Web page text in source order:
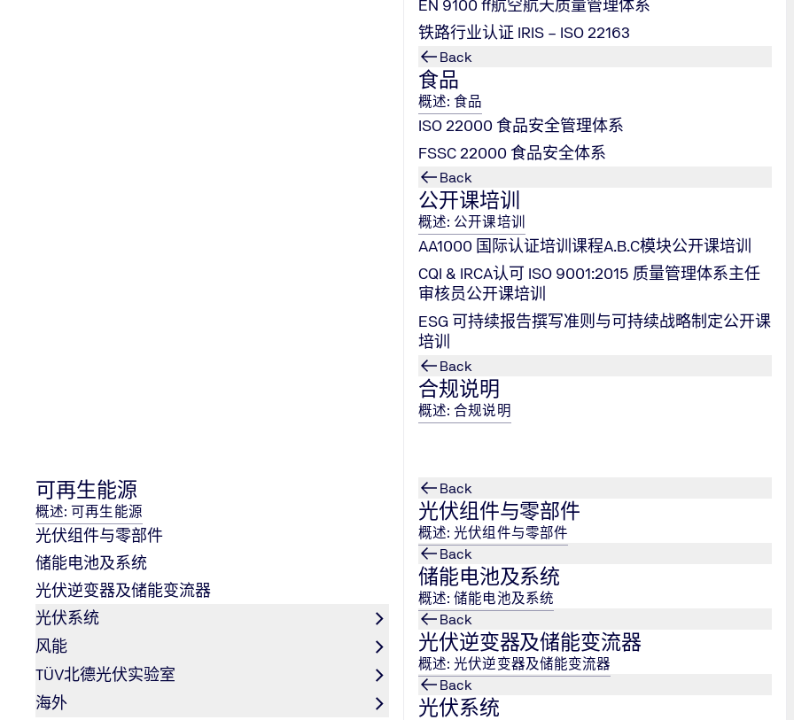
EN 9100 ff航空航天质量管理体系
铁路行业认证 IRIS – ISO 22163
Back
食品
概述: 食品
ISO 22000 食品安全管理体系
FSSC 22000 食品安全体系
Back
公开课培训
概述: 公开课培训
AA1000 国际认证培训课程A.B.C模块公开课培训
CQI & IRCA认可 ISO 9001:2015 质量管理体系主任
审核员公开课培训
ESG 可持续报告撰写准则与可持续战略制定公开课
培训
Back
合规说明
概述: 合规说明
可再生能源
概述: 可再生能源
光伏组件与零部件
储能电池及系统
光伏逆变器及储能变流器
光伏系统
风能
TÜV北德光伏实验室
海外
Back
光伏组件与零部件
概述: 光伏组件与零部件
Back
储能电池及系统
概述: 储能电池及系统
Back
光伏逆变器及储能变流器
概述: 光伏逆变器及储能变流器
Back
光伏系统
过程：策